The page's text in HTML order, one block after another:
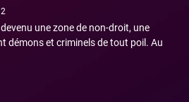
une zone de non-droit, une
démons et criminels de tout poil. Au